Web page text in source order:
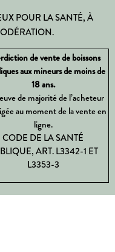
POUR LA SANTÉ, À
de vente de boissons
aux mineurs de moins de
18 ans.
de majorité de l’acheteur
au moment de la vente en
ligne.
CODE DE LA SANTÉ
ART. L3342-1 ET
L3353-3